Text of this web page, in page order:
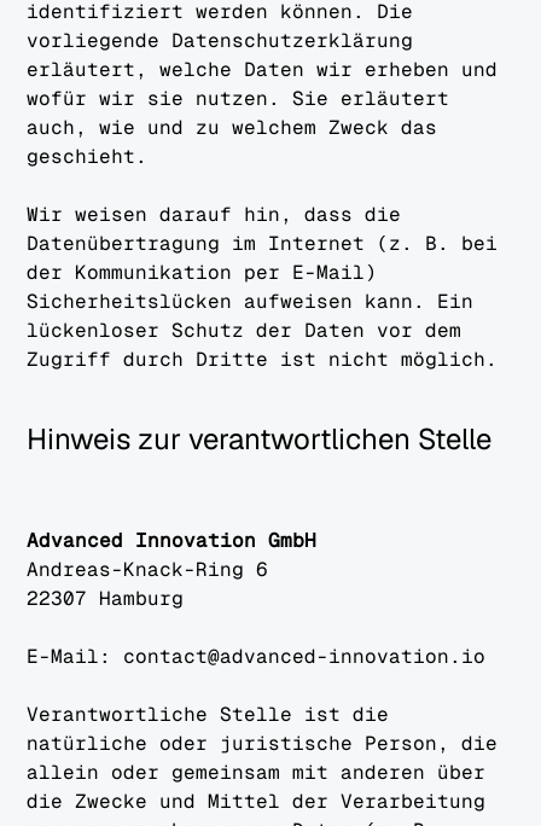
identifiziert werden können. Die
vorliegende Datenschutzerklärung
erläutert, welche Daten wir erheben und
wofür wir sie nutzen. Sie erläutert
auch, wie und zu welchem Zweck das
geschieht.
Wir weisen darauf hin, dass die
Datenübertragung im Internet (z. B. bei
der Kommunikation per E-Mail)
Sicherheitslücken aufweisen kann. Ein
lückenloser Schutz der Daten vor dem
Zugriff durch Dritte ist nicht möglich.
Hinweis zur verantwortlichen Stelle
Advanced Innovation GmbH
Andreas-Knack-Ring 6
22307 Hamburg
E-Mail: contact@advanced-innovation.io
Verantwortliche Stelle ist die
natürliche oder juristische Person, die
allein oder gemeinsam mit anderen über
die Zwecke und Mittel der Verarbeitung